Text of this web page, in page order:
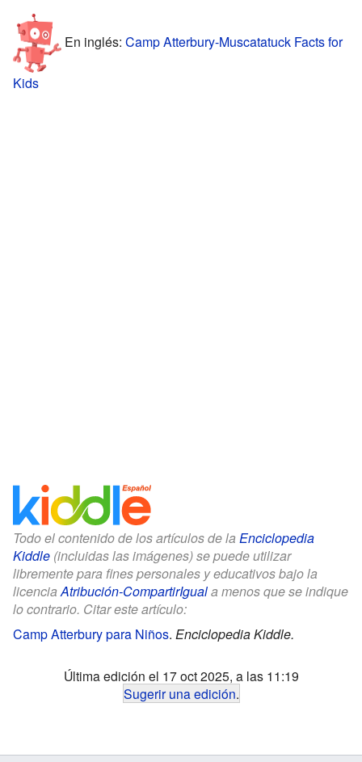
En inglés: Camp Atterbury-Muscatatuck Facts for
Kids
Todo el contenido de los artículos de la Enciclopedia
Kiddle (incluidas las imágenes) se puede utilizar
libremente para fines personales y educativos bajo la
licenciaAtribución-CompartirIguala menos que se indique
lo contrario. Citar este artículo:
Camp Atterbury para Niños. Enciclopedia Kiddle.
Última edición el 17 oct 2025, a las 11:19
Sugerir una edición.